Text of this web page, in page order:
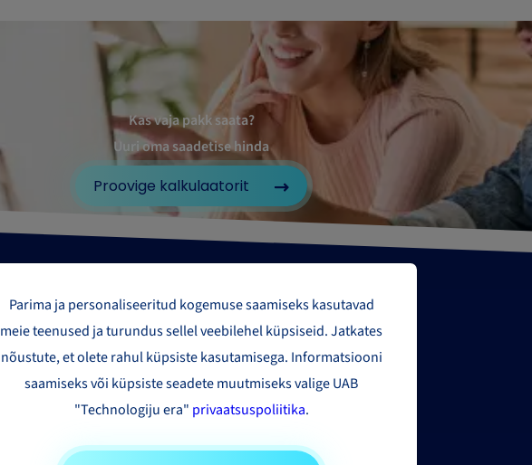
Kas vaja pakk saata?
Uuri oma saadetise hinda
Proovige kalkulaatorit
Parima ja personaliseeritud kogemuse saamiseks kasutavad
meie teenused ja turundus sellel veebilehel küpsiseid. Jatkates
nõustute, et olete rahul küpsiste kasutamisega. Informatsiooni
saamiseks või küpsiste seadete muutmiseks valige UAB
"Technologiju era" privaatsuspoliitika.